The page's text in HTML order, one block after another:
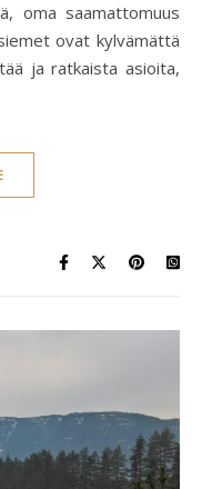
oma saamattomuus
ovat kylvämättä
ja ratkaista asioita,